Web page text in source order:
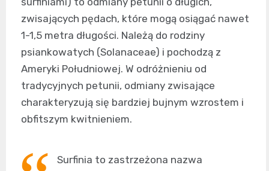
zwisających pędach, które mogą osiągać nawet
1-1,5 metra długości. Należą do rodziny
psiankowatych (Solanaceae) i pochodzą z
Ameryki Południowej. W odróżnieniu od
tradycyjnych petunii, odmiany zwisające
charakteryzują się bardziej bujnym wzrostem i
obfitszym kwitnieniem.
Surfinia to zastrzeżona nazwa